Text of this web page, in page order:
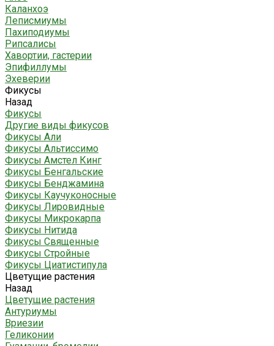
Каланхоэ
Леписмиумы
Пахиподиумы
Рипсалисы
Хавортии, гастерии
Эпифиллумы
Эхеверии
Фикусы
Назад
Фикусы
Другие виды фикусов
Фикусы Али
Фикусы Альтиссимо
Фикусы Амстел Кинг
Фикусы Бенгальские
Фикусы Бенджамина
Фикусы Каучуконосные
Фикусы Лировидные
Фикусы Микрокарпа
Фикусы Нитида
Фикусы Священные
Фикусы Стройные
Фикусы Циатистипула
Цветущие растения
Назад
Цветущие растения
Антуриумы
Вриезии
Геликонии